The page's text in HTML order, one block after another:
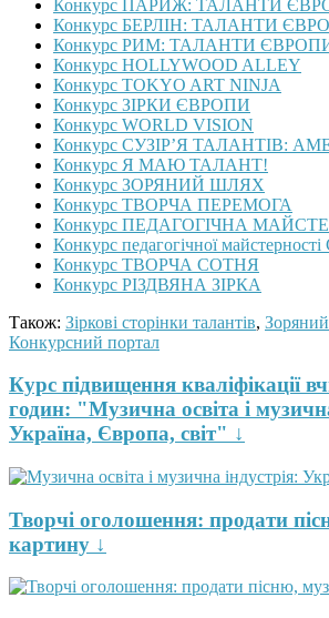
Конкурс ПАРИЖ: ТАЛАНТИ
Конкурс БЕРЛІН: ТАЛАНТИ
Конкурс РИМ: ТАЛАНТИ
Конкурс HOLLYWOOD ALLEY
Конкурс TOKYO ART NINJA
Конкурс ЗІРКИ ЄВРОПИ
Конкурс WORLD VISION
Конкурс СУЗІР’Я ТАЛАНТІВ:
Конкурс Я МАЮ ТАЛАНТ!
Конкурс ЗОРЯНИЙ ШЛЯХ
Конкурс ТВОРЧА ПЕРЕМОГА
Конкурс ПЕДАГОГІЧНА
Конкурс педагогічної
Конкурс ТВОРЧА СОТНЯ
Конкурс РІЗДВЯНА ЗІРКА
Також: Зіркові сторінки талантів,
Конкурсний портал
Курс підвищення кваліфікації
годин: "Музична освіта і
Україна, Європа, світ" ↓
Творчі оголошення: продати
картину ↓